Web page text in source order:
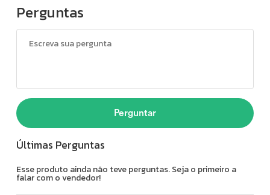
Perguntas
Perguntar
Últimas Perguntas
Esse produto ainda não teve perguntas. Seja o primeiro a
falar com o vendedor!